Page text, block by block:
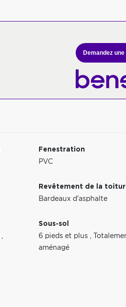
Demandez
Fenestration
PVC
Revêtement de la
Bardeaux d'asphalte
,
Sous-sol
6 pieds et plus ,
aménagé